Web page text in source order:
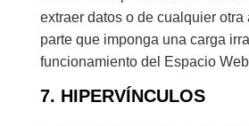
extraer datos o de cualquier otra
parte que imponga una carga
funcionamiento del Espacio
7. HIPERVÍNCULOS